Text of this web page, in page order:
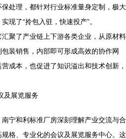
处理，都针对行业标准量身定制，极大
现了“拎包入驻，快速投产”。
汇聚了产业链上下游各类企业，从原材料
装销售，内部即可形成高效的协作网
成本，也促进了知识溢出和技术创新，
及展览服务
宁和利标准厂房深刻理解产业交流与合
格、专业化的会议及展览服务中心。这